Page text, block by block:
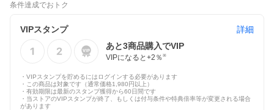
条件達成でおトク
VIPスタンプ
詳細
あと3商品購入でVIP
VIPになると+2 ％ ※
・VIPスタンプを貯めるにはログインする必要があります
・この商品は対象です（通常価格1,980円以上）
・有効期限は最新のスタンプ獲得から60日間です
・当ストアのVIPスタンプが終了、もしくは付与条件や特典倍率等が変更される場合
があります